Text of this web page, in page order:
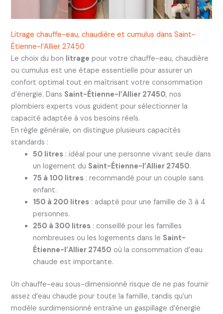
Litrage chauffe-eau, chaudière et cumulus dans Saint-
Étienne-l’Allier 27450
Le choix du bon litrage pour votre chauffe-eau, chaudière
ou cumulus est une étape essentielle pour assurer un
confort optimal tout en maîtrisant votre consommation
d’énergie. Dans Saint-Étienne-l’Allier 27450, nos
plombiers experts vous guident pour sélectionner la
capacité adaptée à vos besoins réels.
En règle générale, on distingue plusieurs capacités
standards :
50 litres: idéal pour une personne vivant seule dans
un logement du Saint-Étienne-l’Allier 27450.
75 à 100 litres: recommandé pour un couple sans
enfant.
150 à 200 litres: adapté pour une famille de 3 à 4
personnes.
250 à 300 litres: conseillé pour les familles
nombreuses ou les logements dans le Saint-
Étienne-l’Allier 27450 où la consommation d’eau
chaude est importante.
Un chauffe-eau sous-dimensionné risque de ne pas fournir
assez d’eau chaude pour toute la famille, tandis qu’un
modèle surdimensionné entraîne un gaspillage d’énergie